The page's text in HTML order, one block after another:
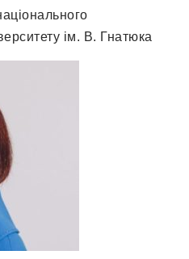
ім. В. Гнатюка